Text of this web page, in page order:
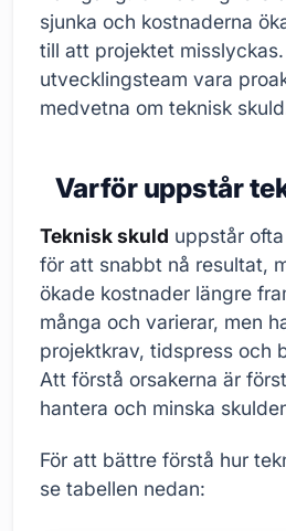
sjunka och kostnaderna
till att projektet
utvecklingsteam vara
medvetna om teknisk
Varför uppstår
Teknisk skuld uppstår
för att snabbt nå resultat,
ökade kostnader längre
många och varierar, men
projektkrav, tidspress och
Att förstå orsakerna är
hantera och minska
För att bättre förstå hur
se tabellen nedan: